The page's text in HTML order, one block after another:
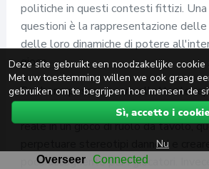
politiche in questi contesti fittizi.
questioni è la rappresentazione
delle loro dinamiche di potere
gioco.
Sebbene possa essere allettante
semplicemente le disuguaglianze
reale in un gioco di ruolo da tavolo,
perpetuare stereotipi dannosi e
poco accogliente per i giocatori.
Deze site gebruikt een noodzakelijke
Met uw toestemming willen we ook graag
gebruiken om te begrijpen hoe mensen de
Sì, accetto i cookie
Nu